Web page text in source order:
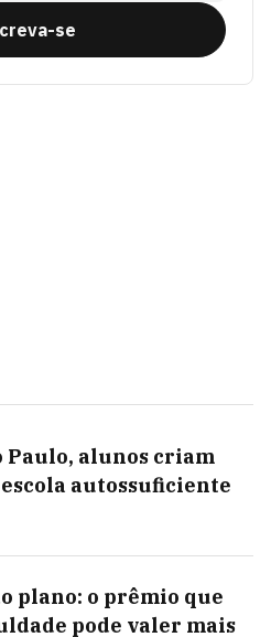
se
Paulo, alunos criam
autossuficiente
plano: o prêmio que
pode valer mais